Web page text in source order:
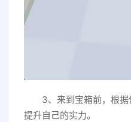
3、来到宝箱前，根据
提升自己的实力。